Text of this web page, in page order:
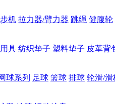
机 拉力器/臂力器 跳绳 健腹轮
具 纺织垫子 塑料垫子 皮革背
球系列 足球 篮球 排球 轮滑/滑